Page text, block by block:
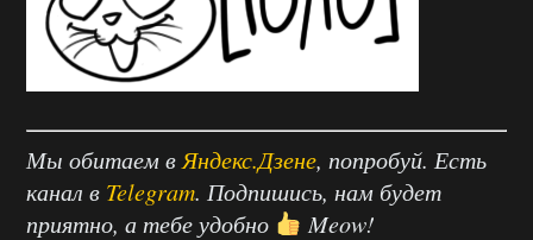
Мы обитаем в Яндекс.Дзене, попробуй. Есть
канал в Telegram. Подпишись, нам будет
приятно, а тебе удобно
Meow!